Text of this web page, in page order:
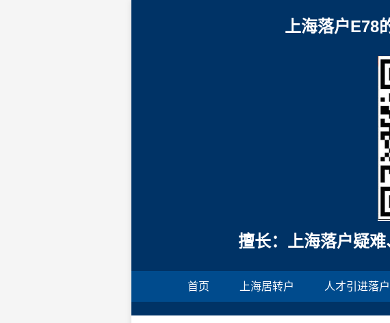
上海落户E78
擅长：上海落户疑难
首页 上海居转户 人才引进落